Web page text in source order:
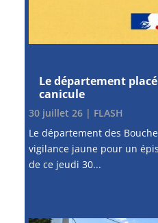
Le département
canicule
30 juillet 26| FLASH
Le département des
vigilance jaune pour un
de ce jeudi 30...